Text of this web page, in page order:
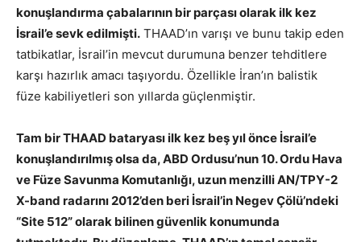
konuşlandırma çabalarının bir parçası olarak ilk kez
İsrail’e sevk edilmişti. THAAD’ın varışı ve bunu takip eden
tatbikatlar, İsrail’in mevcut durumuna benzer tehditlere
karşı hazırlık amacı taşıyordu. Özellikle İran’ın balistik
füze kabiliyetleri son yıllarda güçlenmiştir.
Tam bir THAAD bataryası ilk kez beş yıl önce İsrail’e
konuşlandırılmış olsa da, ABD Ordusu’nun 10. Ordu Hava
ve Füze Savunma Komutanlığı, uzun menzilli AN/TPY-2
X-band radarını 2012’den beri İsrail’in Negev Çölü’ndeki
“Site 512” olarak bilinen güvenlik konumunda